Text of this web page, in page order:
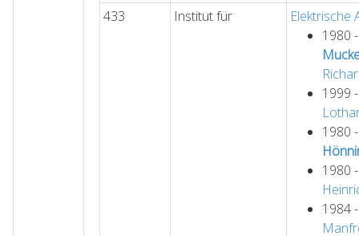
433
Institut für
Elektrische
1980
1999
1980
1980
1984